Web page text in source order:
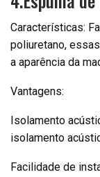
Características:
poliuretano,
a aparência da
Vantagens:
Isolamento
isolamento
Facilidade de